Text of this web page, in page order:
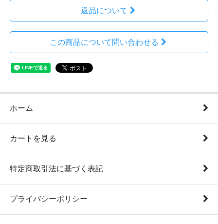
返品について
この商品について問い合わせる
ホーム
カートを見る
特定商取引法に基づく表記
プライバシーポリシー